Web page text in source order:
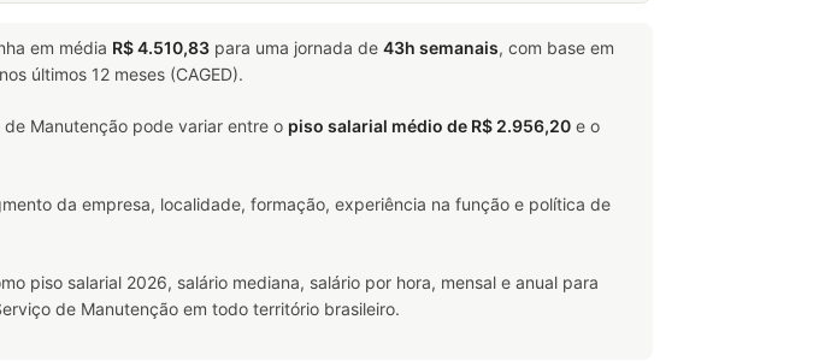
em média R$ 4.510,83 para uma jornada de 43h semanais, com base em
últimos 12 meses (CAGED).
Manutenção pode variar entre o piso salarial médio de R$ 2.956,20 e o
da empresa, localidade, formação, experiência na função e política de
piso salarial 2026, salário mediana, salário por hora, mensal e anual para
de Manutenção em todo território brasileiro.